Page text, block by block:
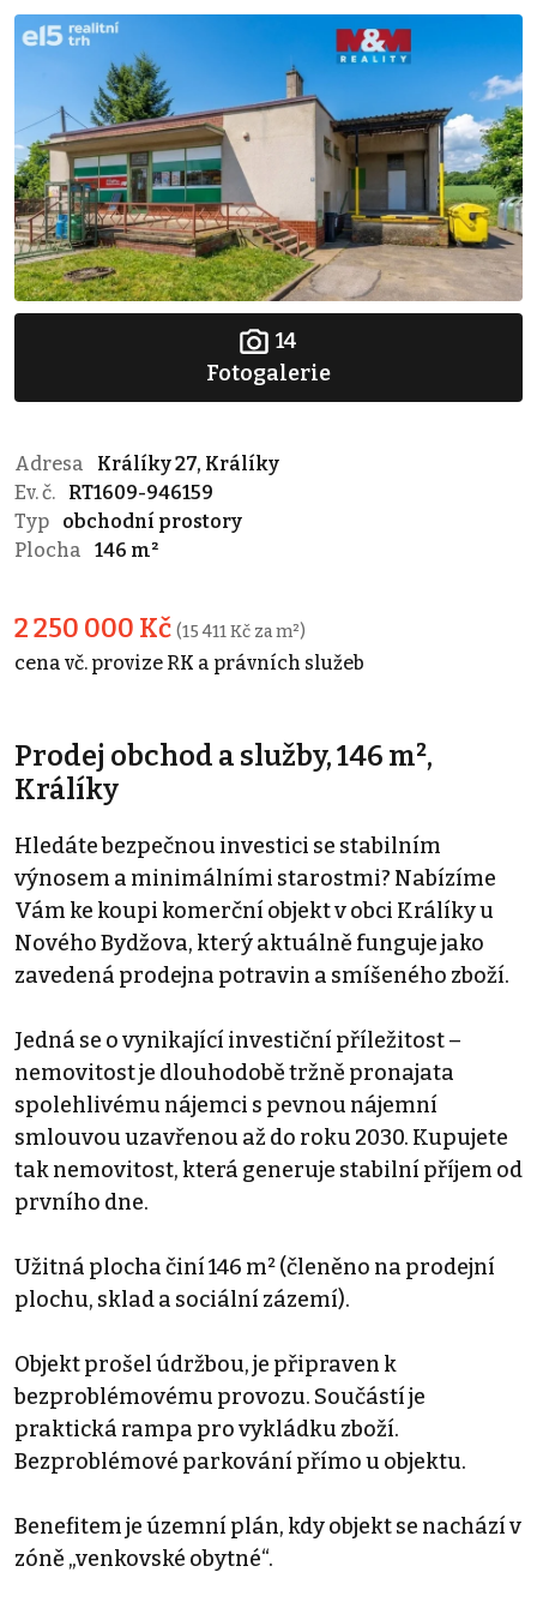
14
Fotogalerie
Adresa
Králíky 27, Králíky
Ev. č.
RT1609-946159
Typ
obchodní prostory
Plocha
146 m²
2 250 000 Kč (15 411 Kč za m²)
cena vč. provize RK a právních služeb
Prodej obchod a služby, 146 m²,
Králíky
Hledáte bezpečnou investici se stabilním
výnosem a minimálními starostmi? Nabízíme
Vám ke koupi komerční objekt v obci Králíky u
Nového Bydžova, který aktuálně funguje jako
zavedená prodejna potravin a smíšeného zboží.
Jedná se o vynikající investiční příležitost –
nemovitost je dlouhodobě tržně pronajata
spolehlivému nájemci s pevnou nájemní
smlouvou uzavřenou až do roku 2030. Kupujete
tak nemovitost, která generuje stabilní příjem od
prvního dne.
Užitná plocha činí 146 m² (členěno na prodejní
plochu, sklad a sociální zázemí).
Objekt prošel údržbou, je připraven k
bezproblémovému provozu. Součástí je
praktická rampa pro vykládku zboží.
Bezproblémové parkování přímo u objektu.
Benefitem je územní plán, kdy objekt se nachází v
zóně „venkovské obytné“.